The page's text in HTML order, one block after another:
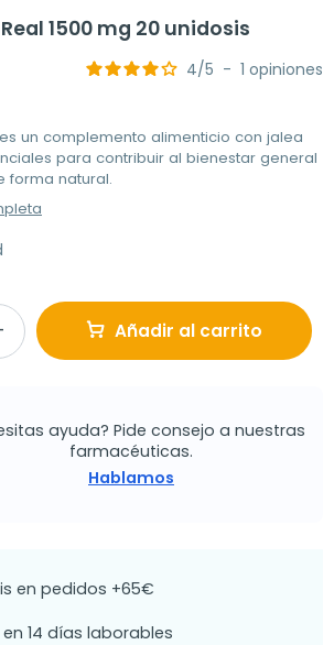
1500 mg 20 unidosis
4/5 - 1 opiniones
un complemento alimenticio con jalea
para contribuir al bienestar general
forma natural.
Añadir al carrito
ayuda? Pide consejo a nuestras
farmacéuticas.
Hablamos
en pedidos +65€
14 días laborables